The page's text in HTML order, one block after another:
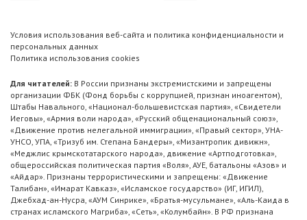
Условия использования веб-сайта и политика конфиденциальности и
персональных данных
Политика использования cookies
Для читателей: В России признаны экстремистскими и запрещены
организации ФБК (Фонд борьбы с коррупцией, признан иноагентом),
Штабы Навального, «Национал-большевистская партия», «Свидетели
Иеговы», «Армия воли народа», «Русский общенациональный союз»,
«Движение против нелегальной иммиграции», «Правый сектор», УНА-
УНСО, УПА, «Тризуб им. Степана Бандеры», «Мизантропик дивижн»,
«Меджлис крымскотатарского народа», движение «Артподготовка»,
общероссийская политическая партия «Воля», АУЕ, батальоны «Азов» и
«Айдар». Признаны террористическими и запрещены: «Движение
Талибан», «Имарат Кавказ», «Исламское государство» (ИГ, ИГИЛ),
Джебхад-ан-Нусра, «АУМ Синрике», «Братья-мусульмане», «Аль-Каида в
странах исламского Магриба», «Сеть», «Колумбайн». В РФ признана